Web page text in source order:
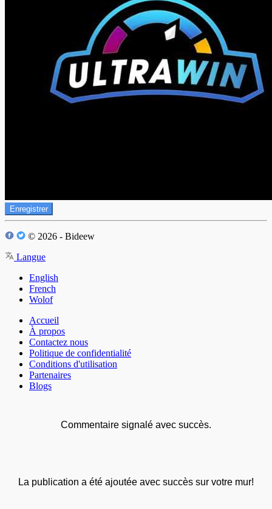
Enregistrer
© 2026 - Bideew
Langue
English
French
Wolof
Accueil
À propos
Contactez nous
Politique de confidentialité
Conditions d'utilisation
Partenaires
Blogs
Commentaire signalé avec succès.
La publication a été ajoutée avec succès sur votre mur!